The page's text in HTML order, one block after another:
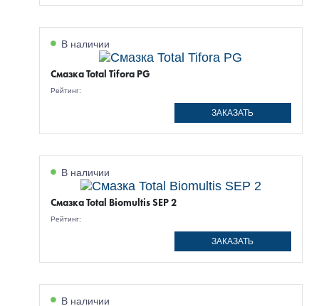
В наличии
Смазка Total Tifora PG
Рейтинг:
ЗАКАЗАТЬ
В наличии
Смазка Total Biomultis SEP 2
Рейтинг:
ЗАКАЗАТЬ
В наличии